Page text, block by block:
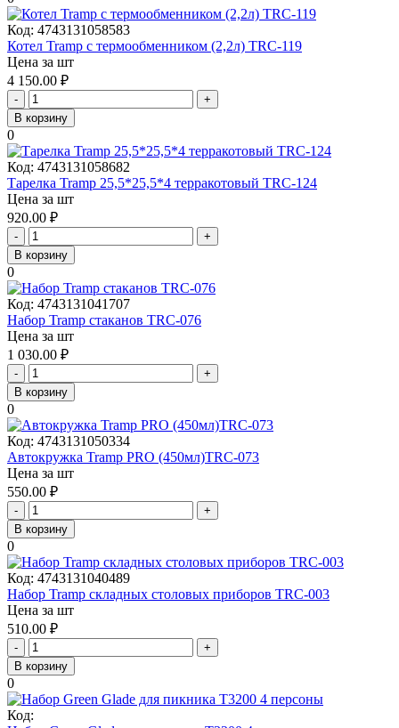
Код: 4743131058583
Котел Tramp с термообменником (2,2л) TRC-119
Цена за шт
4 150.00 ₽
-
+
В корзину
0
Код: 4743131058682
Тарелка Tramp 25,5*25,5*4 терракотовый TRC-124
Цена за шт
920.00 ₽
-
+
В корзину
0
Код: 4743131041707
Набор Tramp стаканов TRC-076
Цена за шт
1 030.00 ₽
-
+
В корзину
0
Код: 4743131050334
Автокружка Tramp PRO (450мл)TRC-073
Цена за шт
550.00 ₽
-
+
В корзину
0
Код: 4743131040489
Набор Tramp складных столовых приборов TRC-003
Цена за шт
510.00 ₽
-
+
В корзину
0
Код: